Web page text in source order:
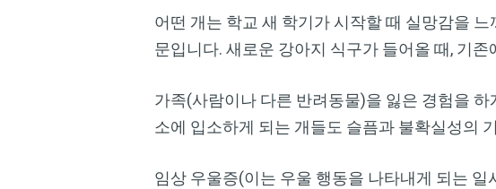
어떤 개는 학교 새 학기가 시작할 때 실망감을
문입니다. 새로운 강아지 식구가 들어올 때, 기
가족(사람이나 다른 반려동물)을 잃은 경험을
소에 입소하게 되는 개들도 슬픔과 불확실성의
임상 우울증(이는 우울 행동을 나타내게 되는